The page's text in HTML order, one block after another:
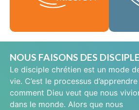
NOUS FAISONS DES
Le disciple chrétien est un mode
vie. C’est le processus d’apprendre
comment Dieu veut que nous
dans le monde. Alors que nous